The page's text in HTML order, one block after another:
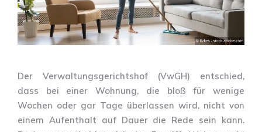
Der Verwaltungsgerichtshof (VwGH) entschied,
dass bei einer Wohnung, die bloß für wenige
Wochen oder gar Tage überlassen wird, nicht von
einem Aufenthalt auf Dauer die Rede sein kann.